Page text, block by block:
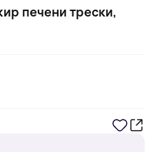
печени трески,